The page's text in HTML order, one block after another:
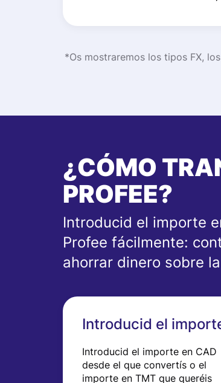
*Os mostraremos los tipos FX,
¿CÓMO
PROFEE?
Introducid el importe
Profee fácilmente:
ahorrar dinero sobre
Introducid el
Introducid el importe en CAD
desde el que convertís o el
importe en TMT que queréis